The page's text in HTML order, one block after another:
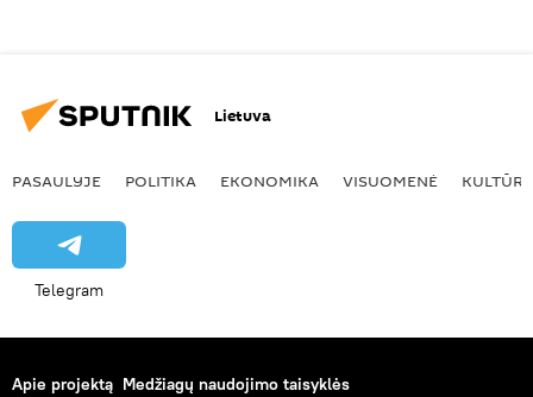
Lietuva
PASAULYJE POLITIKA EKONOMIKA VISUOMENĖ KULTŪRA
Telegram
Apie projektą Medžiagų naudojimo taisyklės